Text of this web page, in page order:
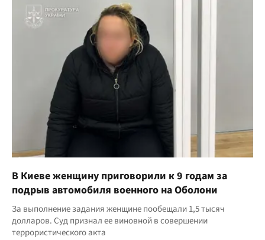
В Киеве женщину приговорили к 9 годам за
подрыв автомобиля военного на Оболони
За выполнение задания женщине пообещали 1,5 тысяч
долларов. Суд признал ее виновной в совершении
террористического акта